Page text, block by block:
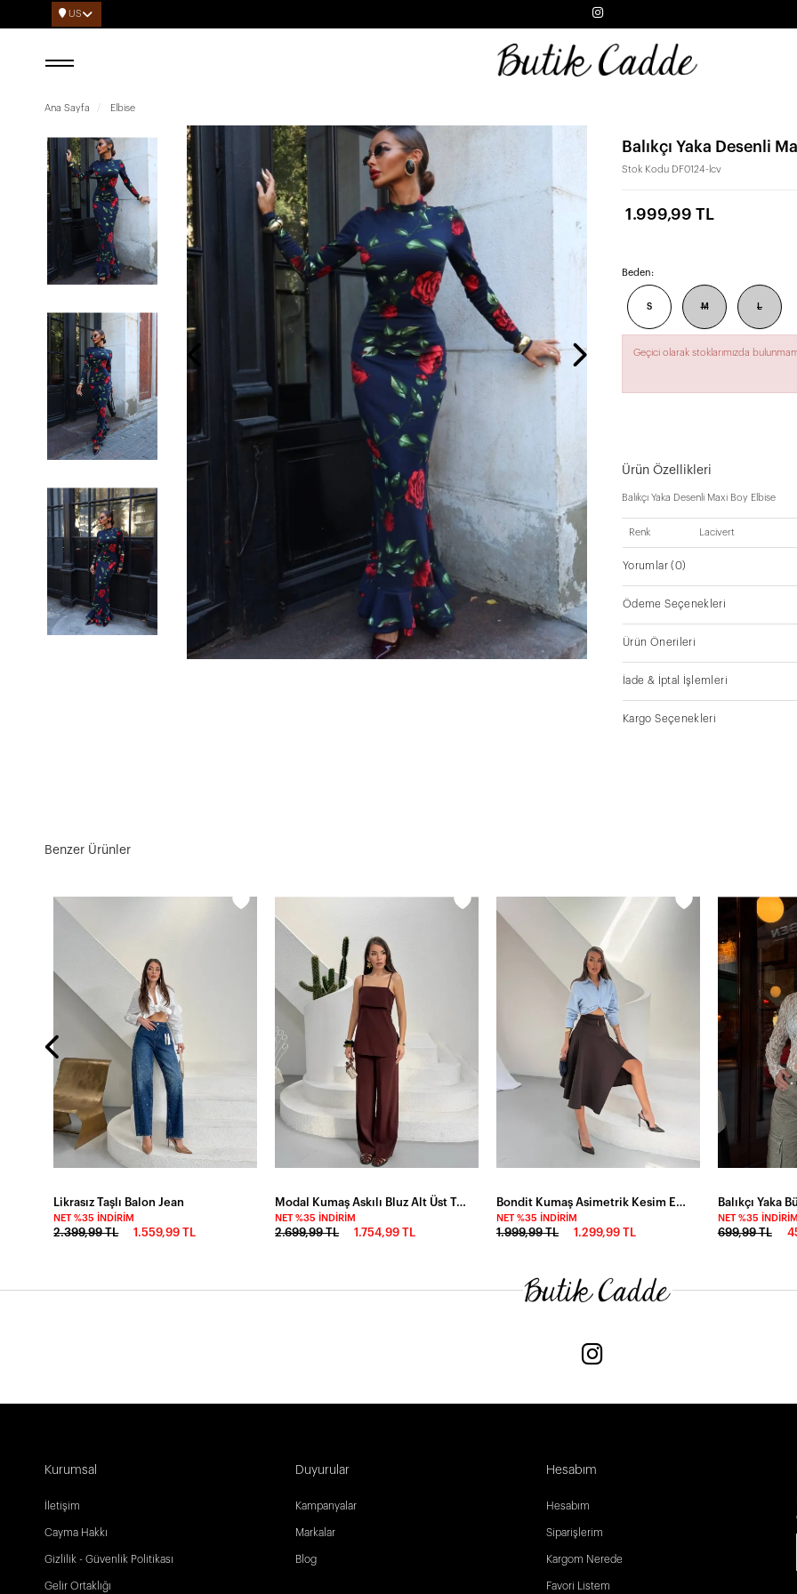
US
Ana Sayfa Elbise
Balıkçı Yaka Desenli
Stok Kodu DF0124-lcv
1.999,99 TL
Beden:
S M L
Geçici olarak stoklarımızda
Ürün Özellikleri
Balıkçı Yaka Desenli Maxi Boy Elbise
Renk Lacivert
Yorumlar(0)
Ödeme Seçenekleri
Ürün Önerileri
İade & İptal İşlemleri
Kargo Seçenekleri
Benzer Ürünler
Likrasız Taşlı Balon Jean
NET %35 İNDIRIM
2.399,99 TL 1.559,99 TL
Modal Kumaş Askılı Bluz Alt Üst Takım Kahve
NET %35 İNDIRIM
2.699,99 TL 1.754,99 TL
Bondit Kumaş Asimetrik Kesim Etek Kahve
NET %35 İNDIRIM
1.999,99 TL 1.299,99 TL
NET %35 İNDIRIM
699,99 TL
Kurumsal
İletişim
Cayma Hakkı
Gizlilik - Güvenlik Politikası
Gelir Ortaklığı
Duyurular
Kampanyalar
Markalar
Blog
Hesabım
Hesabım
Siparişlerim
Kargom Nerede
Favori Listem